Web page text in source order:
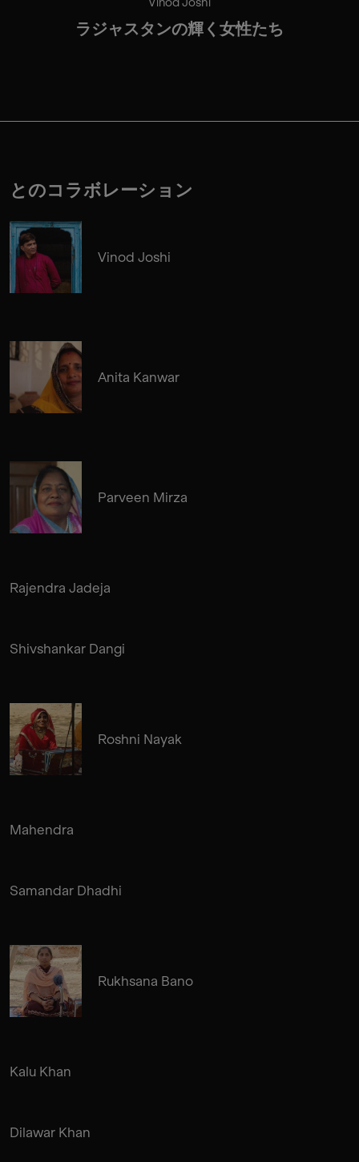
ラジャスタンの輝く女性たち
とのコラボレーション
Vinod Joshi
Anita Kanwar
Parveen Mirza
Rajendra Jadeja
Shivshankar Dangi
Roshni Nayak
Mahendra
Samandar Dhadhi
Rukhsana Bano
Kalu Khan
Dilawar Khan